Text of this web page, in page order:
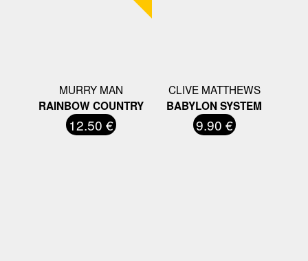
MURRY MAN
RAINBOW COUNTRY
12.50 €
CLIVE MATTHEWS
BABYLON SYSTEM
9.90 €